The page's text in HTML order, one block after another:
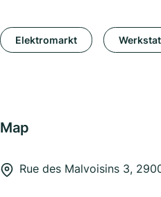
Elektromarkt
Map
Rue des Malvoisins 3,